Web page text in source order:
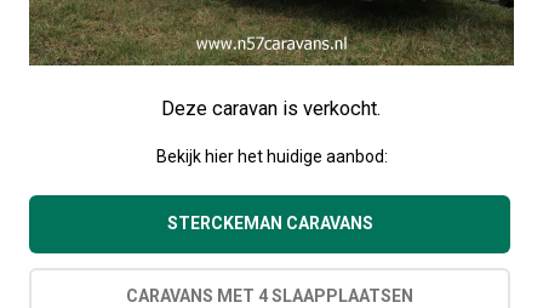
Deze caravan is verkocht.
Bekijk hier het huidige aanbod:
STERCKEMAN CARAVANS
CARAVANS MET 4 SLAAPPLAATSEN